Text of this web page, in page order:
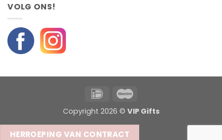
VOLG ONS!
IDeal
Copyright 2026 © VIP Gifts
HERROEPING VAN CONTRACT